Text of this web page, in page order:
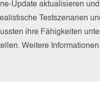
Update aktualisieren
Testszenarien
ihre Fähigkeiten
Weitere